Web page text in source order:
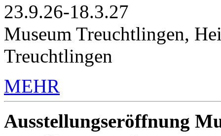
23.9.26-18.3.27
Museum Treuchtlingen,
Treuchtlingen
MEHR
Ausstellungseröffnung